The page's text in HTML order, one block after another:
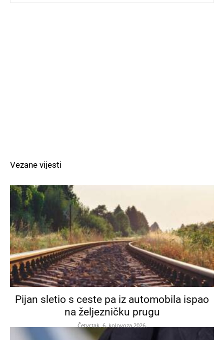
Vezane vijesti
Pijan sletio s ceste pa iz automobila ispao
na željezničku prugu
Četvrtak, 6. kolovoza 2026.